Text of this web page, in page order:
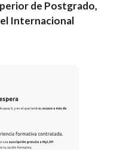
de Postgrado,
Internacional